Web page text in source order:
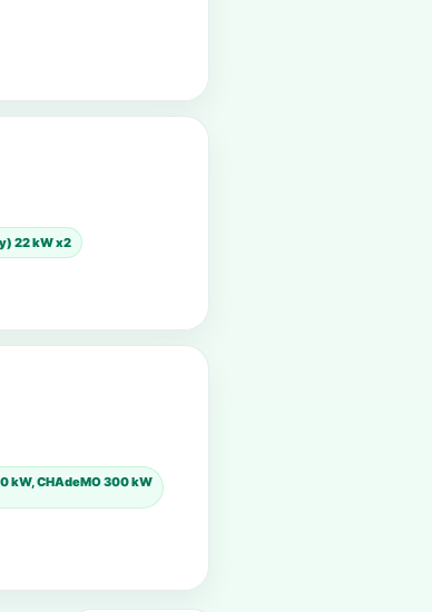
22 kW x2
kW, CHAdeMO 300 kW